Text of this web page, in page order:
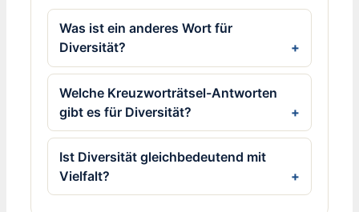
Was ist ein anderes Wort für
Diversität?
Welche Kreuzworträtsel-Antworten
gibt es für Diversität?
Ist Diversität gleichbedeutend mit
Vielfalt?